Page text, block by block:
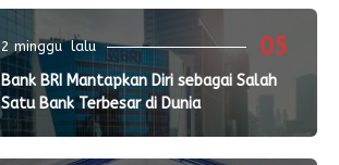
05
2 minggu lalu
Bank BRI Mantapkan Diri sebagai Salah
Satu Bank Terbesar di Dunia